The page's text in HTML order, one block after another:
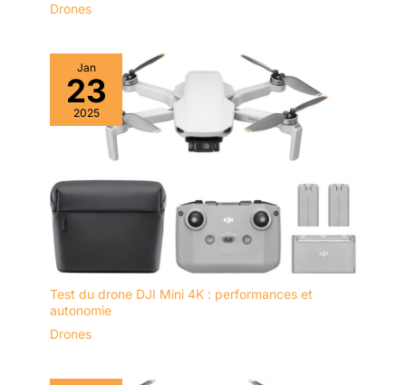
Drones
Jan
23
2025
Test du drone DJI Mini 4K : performances et
autonomie
Drones